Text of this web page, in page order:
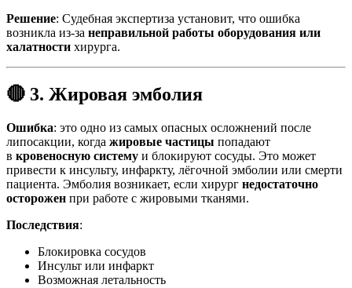
Решение: Судебная экспертиза установит, что ошибка
возникла из-за неправильной работы оборудования или
халатности хирурга.
🔴 3. Жировая эмболия
Ошибка: это одно из самых опасных осложнений после
липосакции, когда жировые частицы попадают
в кровеносную систему и блокируют сосуды. Это может
привести к инсульту, инфаркту, лёгочной эмболии или смерти
пациента. Эмболия возникает, если хирург недостаточно
осторожен при работе с жировыми тканями.
Последствия:
Блокировка сосудов
Инсульт или инфаркт
Возможная летальность